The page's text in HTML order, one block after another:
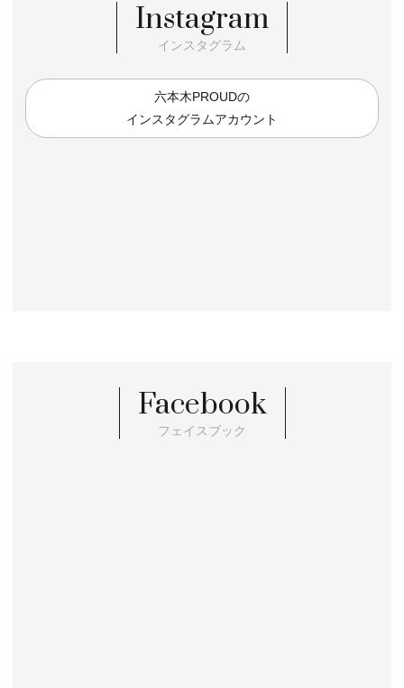
Instagram
インスタグラム
六本木PROUDの
インスタグラムアカウント
Facebook
フェイスブック